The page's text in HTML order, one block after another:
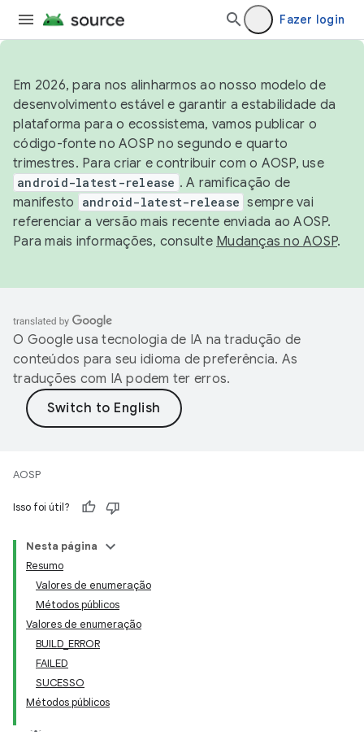
Fazer login
Em 2026, para nos alinharmos ao nosso modelo de
desenvolvimento estável e garantir a estabilidade da
plataforma para o ecossistema, vamos publicar o
código-fonte no AOSP no segundo e quarto
trimestres. Para criar e contribuir com o AOSP, use
android-latest-release . A ramificação de
manifesto
android-latest-release sempre vai
referenciar a versão mais recente enviada ao AOSP.
Para mais informações, consulte Mudanças no AOSP.
O Google usa tecnologia de IA na tradução de
conteúdos para seu idioma de preferência. As
traduções com IA podem ter erros.
AOSP
Isso foi útil?
Nesta página
Resumo
Valores de enumeração
Métodos públicos
Valores de enumeração
BUILD_ERROR
FAILED
SUCESSO
Métodos públicos